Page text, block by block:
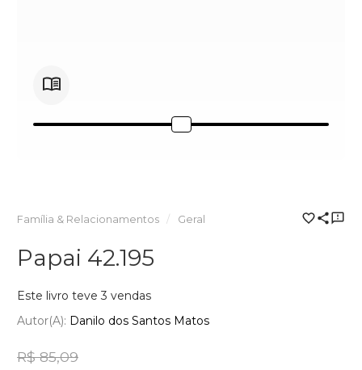
Família & Relacionamentos Geral
Papai 42.195
Este livro teve 3 vendas
Autor(a): Danilo dos Santos Matos
R$ 85,09